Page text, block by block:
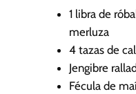
o
s
1 libra de
merluza
4 tazas de
Jengibre
Fécula de